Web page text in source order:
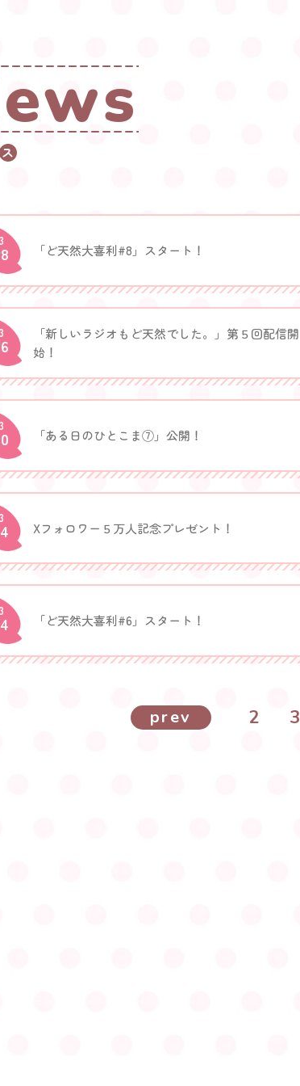
ews
ス
「ど天然大喜利#8」スタート！
「新しいラジオもど天然でした。」第５回配信開
始！
「ある日のひとこま⑦」公開！
Xフォロワー５万人記念プレゼント！
「ど天然大喜利#6」スタート！
2 3
prev